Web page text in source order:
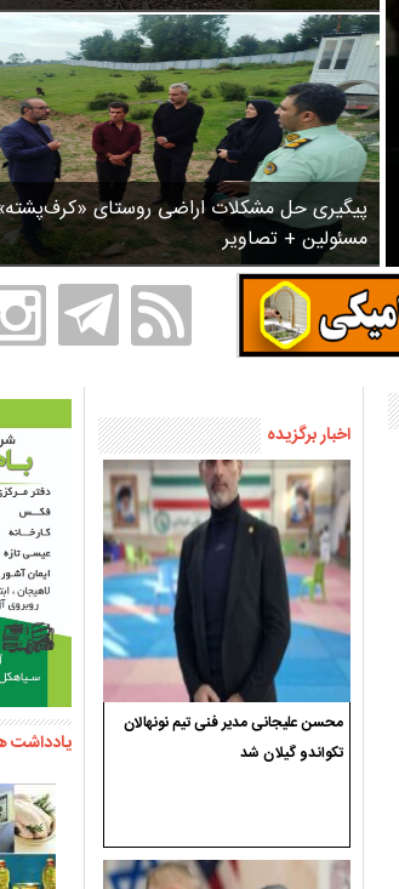
پیگیری حل مشکلات اراضی روستای
مسئولین + تصاویر
اخبار برگزیده
محسن علیجانی مدیر فنی تیم نونهالان
تکواندو گیلان شد
یادداشت